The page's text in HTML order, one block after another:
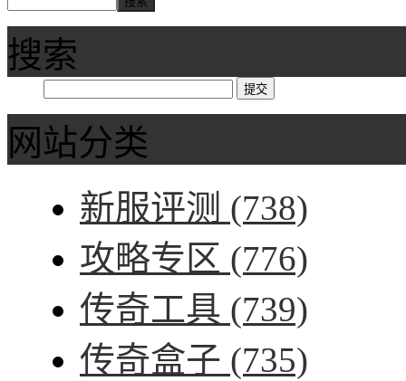
搜索
网站分类
新服评测 (738)
攻略专区 (776)
传奇工具 (739)
传奇盒子 (735)